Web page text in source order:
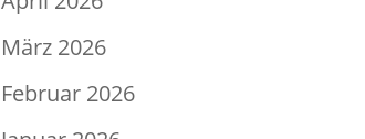
März 2026
Februar 2026